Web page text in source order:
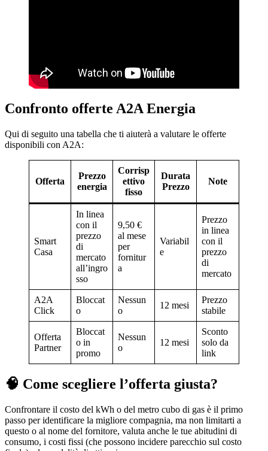
Confronto offerte A2A Energia
Qui di seguito una tabella che ti aiuterà a valutare le offerte
disponibili con A2A:
Offerta
Prezzo
energia
Corrisp
ettivo
fisso
Durata
Prezzo
Note
Smart
Casa
In linea
con il
prezzo
di
mercato
all’ingro
sso
9,50 €
al mese
per
fornitur
a
Variabil
e
Prezzo
in linea
con il
prezzo
di
mercato
A2A
Click
Bloccat
o
Nessun
o
12 mesi
Prezzo
stabile
Offerta
Partner
Bloccat
o in
promo
Nessun
o
12 mesi
Sconto
solo da
link
🧠 Come scegliere l’offerta giusta?
Confrontare il costo del kWh o del metro cubo di gas è il primo
passo per identificare la migliore compagnia, ma non limitarti a
questo o al nome del fornitore, valuta anche le tue abitudini di
consumo, i costi fissi (che possono incidere parecchio sul costo